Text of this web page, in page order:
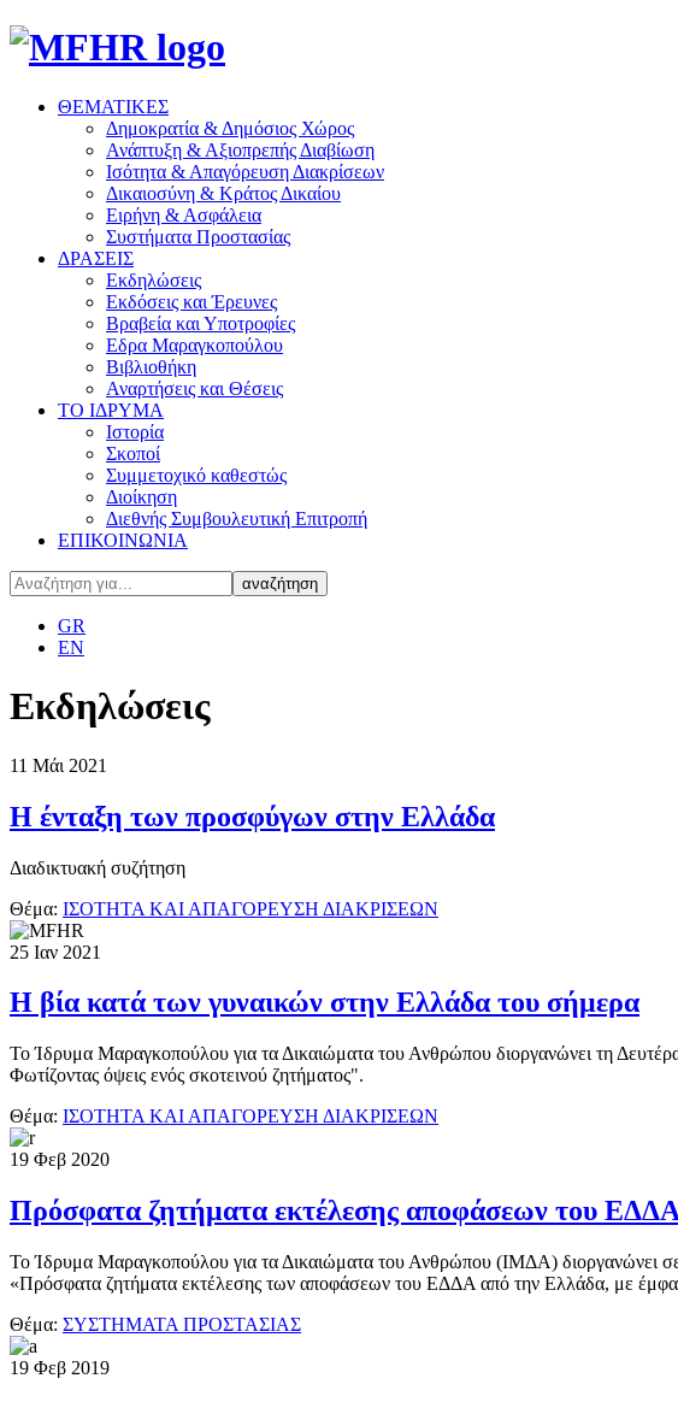
ΘΕΜΑΤΙΚΕΣ
Δημοκρατία & Δημόσιος Χώρος
Ανάπτυξη & Αξιοπρεπής Διαβίωση
Ισότητα & Απαγόρευση Διακρίσεων
Δικαιοσύνη & Κράτος Δικαίου
Ειρήνη & Ασφάλεια
Συστήματα Προστασίας
ΔΡΑΣΕΙΣ
Εκδηλώσεις
Εκδόσεις και Έρευνες
Βραβεία και Υποτροφίες
Εδρα Μαραγκοπούλου
Βιβλιοθήκη
Αναρτήσεις και Θέσεις
ΤΟ ΙΔΡΥΜΑ
Ιστορία
Σκοποί
Συμμετοχικό καθεστώς
Διοίκηση
Διεθνής Συμβουλευτική Επιτροπή
ΕΠΙΚΟΙΝΩΝΙΑ
GR
EN
Εκδηλώσεις
11 Μάι 2021
Η ένταξη των προσφύγων στην Ελλάδα
Διαδικτυακή συζήτηση
Θέμα: ΙΣΟΤΗΤΑ ΚΑΙ ΑΠΑΓΟΡΕΥΣΗ ΔΙΑΚΡΙΣΕΩΝ
25 Ιαν 2021
Η βία κατά των γυναικών στην Ελλάδα του σήμερα
Το Ίδρυμα Μαραγκοπούλου για τα Δικαιώματα του Ανθρώπου διοργανώνει τη
Φωτίζοντας όψεις ενός σκοτεινού ζητήματος".
Θέμα: ΙΣΟΤΗΤΑ ΚΑΙ ΑΠΑΓΟΡΕΥΣΗ ΔΙΑΚΡΙΣΕΩΝ
19 Φεβ 2020
Πρόσφατα ζητήματα εκτέλεσης αποφάσεων του
Το Ίδρυμα Μαραγκοπούλου για τα Δικαιώματα του Ανθρώπου (ΙΜΔΑ) διοργανώνει
«Πρόσφατα ζητήματα εκτέλεσης των αποφάσεων του ΕΔΔΑ από την Ελλάδα, με
Θέμα: ΣΥΣΤΗΜΑΤΑ ΠΡΟΣΤΑΣΙΑΣ
19 Φεβ 2019